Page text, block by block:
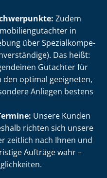
Zudem
in
über Spe­zi­al­kom­pe­
Das heißt:
Gutachter für
optimal geeigneten,
Anliegen bestens
Unsere Kunden
richten sich unsere
zeitlich nach Ihnen und
Aufträge wahr –